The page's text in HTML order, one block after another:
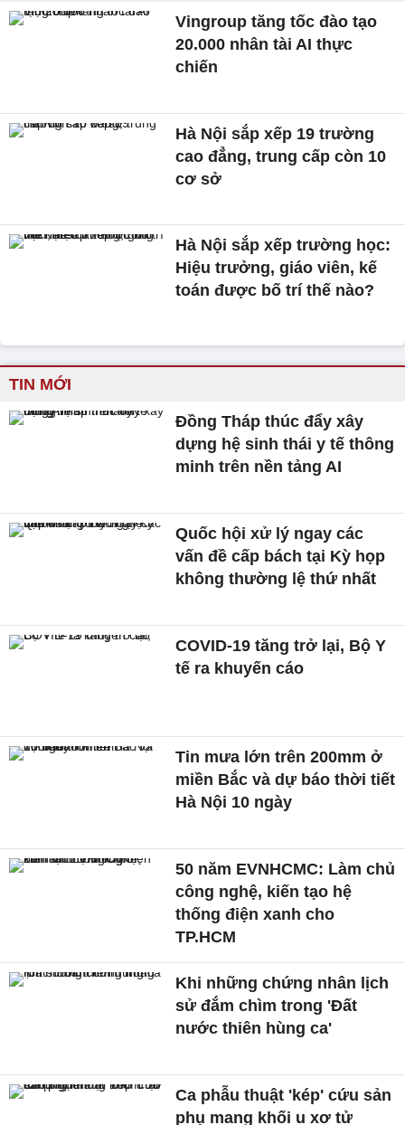
Vingroup tăng tốc đào tạo
20.000 nhân tài AI thực
chiến
Hà Nội sắp xếp 19 trường
cao đẳng, trung cấp còn 10
cơ sở
Hà Nội sắp xếp trường học:
Hiệu trưởng, giáo viên, kế
toán được bố trí thế nào?
TIN MỚI
Đồng Tháp thúc đẩy xây
dựng hệ sinh thái y tế thông
minh trên nền tảng AI
Quốc hội xử lý ngay các
vấn đề cấp bách tại Kỳ họp
không thường lệ thứ nhất
COVID-19 tăng trở lại, Bộ Y
tế ra khuyến cáo
Tin mưa lớn trên 200mm ở
miền Bắc và dự báo thời tiết
Hà Nội 10 ngày
50 năm EVNHCMC: Làm chủ
công nghệ, kiến tạo hệ
thống điện xanh cho
TP.HCM
Khi những chứng nhân lịch
sử đắm chìm trong 'Đất
nước thiên hùng ca'
Ca phẫu thuật 'kép' cứu sản
phụ mang khối u xơ tử